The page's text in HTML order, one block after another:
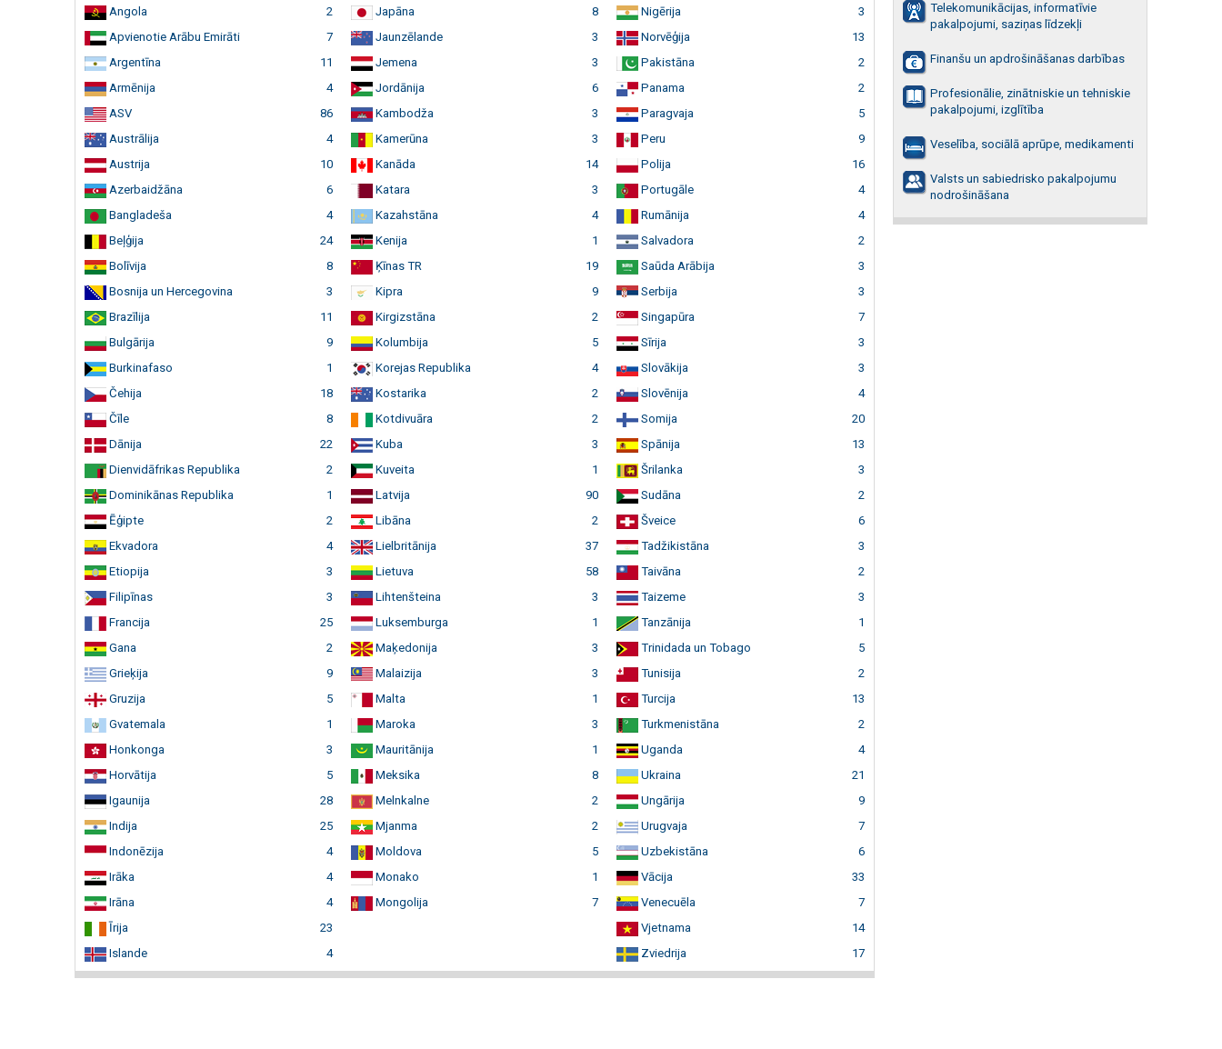
Angola
2
Apvienotie Arābu Emirāti
7
Argentīna
11
Armēnija
4
ASV
86
Austrālija
4
Austrija
10
Azerbaidžāna
6
Bangladeša
4
Beļģija
24
Bolīvija
8
Bosnija un Hercegovina
3
Brazīlija
11
Bulgārija
9
Burkinafaso
1
Čehija
18
Čīle
8
Dānija
22
Dienvidāfrikas Republika
2
Dominikānas Republika
1
Ēģipte
2
Ekvadora
4
Etiopija
3
Filipīnas
3
Francija
25
Gana
2
Grieķija
9
Gruzija
5
Gvatemala
1
Honkonga
3
Horvātija
5
Igaunija
28
Indija
25
Indonēzija
4
Irāka
4
Irāna
4
Īrija
23
Islande
4
Japāna
8
Jaunzēlande
3
Jemena
3
Jordānija
6
Kambodža
3
Kamerūna
3
Kanāda
14
Katara
3
Kazahstāna
4
Kenija
1
Ķīnas TR
19
Kipra
9
Kirgizstāna
2
Kolumbija
5
Korejas Republika
4
Kostarika
2
Kotdivuāra
2
Kuba
3
Kuveita
1
Latvija
90
Libāna
2
Lielbritānija
37
Lietuva
58
Lihtenšteina
3
Luksemburga
1
Maķedonija
3
Malaizija
3
Malta
1
Maroka
3
Mauritānija
1
Meksika
8
Melnkalne
2
Mjanma
2
Moldova
5
Monako
1
Mongolija
7
Nigērija
3
Norvēģija
13
Pakistāna
2
Panama
2
Paragvaja
5
Peru
9
Polija
16
Portugāle
4
Rumānija
4
Salvadora
2
Saūda Arābija
3
Serbija
3
Singapūra
7
Sīrija
3
Slovākija
3
Slovēnija
4
Somija
20
Spānija
13
Šrilanka
3
Sudāna
2
Šveice
6
Tadžikistāna
3
Taivāna
2
Taizeme
3
Tanzānija
1
Trinidada un Tobago
5
Tunisija
2
Turcija
13
Turkmenistāna
2
Uganda
4
Ukraina
21
Ungārija
9
Urugvaja
7
Uzbekistāna
6
Vācija
33
Venecuēla
7
Vjetnama
14
Zviedrija
17
Telekomunikācijas, informatīvie
pakalpojumi, saziņas līdzekļi
Finanšu un apdrošināšanas darbības
Profesionālie, zinātniskie un tehniskie
pakalpojumi, izglītība
Veselība, sociālā aprūpe, medikamenti
Valsts un sabiedrisko pakalpojumu
nodrošināšana